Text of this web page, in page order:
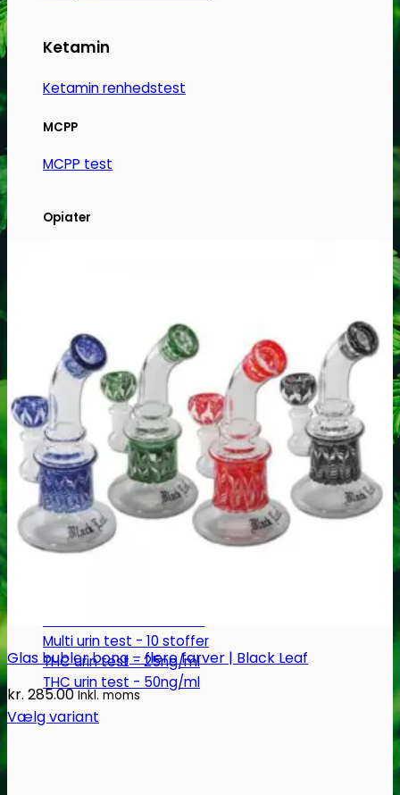
Ketamin
Ketamin renhedstest
MCPP
MCPP test
Opiater
THC test
Cannabinoider test
Robadope
Robadope tests
Simons tests
Test af primære aminer
Multi urin test - 10 stoffer
THC urin test - 25ng/ml
THC urin test - 50ng/ml
Glas bubler bong – flere farver | Black Leaf
kr. 285.00 Inkl. moms
Vælg variant